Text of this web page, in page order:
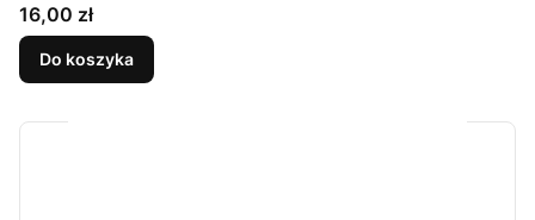
Cena
16,00 zł
Do koszyka